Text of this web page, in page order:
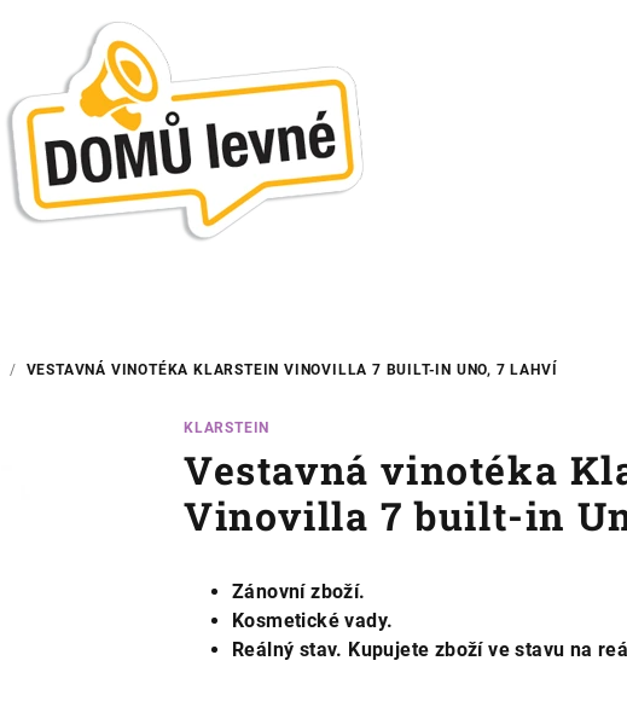
/ VESTAVNÁ VINOTÉKA KLARSTEIN VINOVILLA 7 BUILT-IN UNO, 7 LAHVÍ
KLARSTEIN
Vestavná vinotéka
Vinovilla 7 built-in
Zánovní zboží.
Kosmetické vady.
Reálný stav. Kupujete zboží ve stavu na